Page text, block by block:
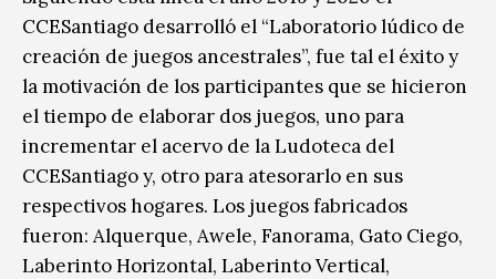
CCESantiago desarrolló el “Laboratorio lúdico de
creación de juegos ancestrales”, fue tal el éxito y
la motivación de los participantes que se hicieron
el tiempo de elaborar dos juegos, uno para
incrementar el acervo de la Ludoteca del
CCESantiago y, otro para atesorarlo en sus
respectivos hogares. Los juegos fabricados
fueron: Alquerque, Awele, Fanorama, Gato Ciego,
Laberinto Horizontal, Laberinto Vertical,